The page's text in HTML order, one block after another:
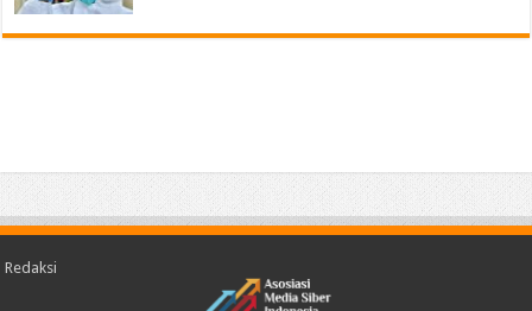
Redaksi